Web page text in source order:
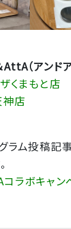
（アンドア
くまもと店
店
ラム投稿記
ラボキャン